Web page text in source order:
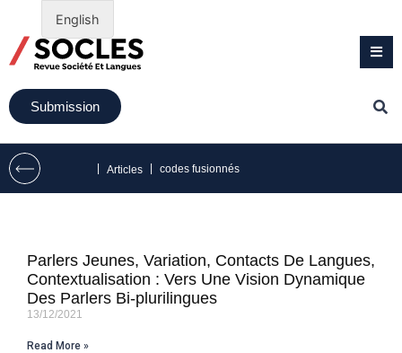
Submission
Articles codes fusionnés
Parlers Jeunes, Variation, Contacts De Langues,
Contextualisation : Vers Une Vision Dynamique
Des Parlers Bi-plurilingues
13/12/2021
Read More »
English